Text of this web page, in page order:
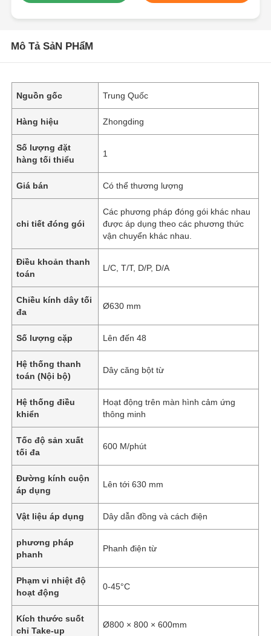
Mô Tả SảN PHẩM
Nguồn gốc Trung Quốc
Hàng hiệu Zhongding
Số lượng đặt
hàng tối thiểu
1
Giá bán Có thể thương lượng
chi tiết đóng gói
Các phương pháp đóng gói khác nhau
được áp dụng theo các phương thức
vận chuyển khác nhau.
Điều khoản thanh
toán
L/C, T/T, D/P, D/A
Chiều kính dây tối
đa
Ø630 mm
Số lượng cặp Lên đến 48
Hệ thống thanh
toán (Nội bộ)
Dây căng bột từ
Hệ thống điều
khiển
Hoạt động trên màn hình cảm ứng
thông minh
Tốc độ sản xuất
tối đa
600 M/phút
Đường kính cuộn
áp dụng
Lên tới 630 mm
Vật liệu áp dụng Dây dẫn đồng và cách điện
phương pháp
phanh
Phanh điện từ
Phạm vi nhiệt độ
hoạt động
0-45°C
Kích thước suốt
chỉ Take-up
Ø800 × 800 × 600mm